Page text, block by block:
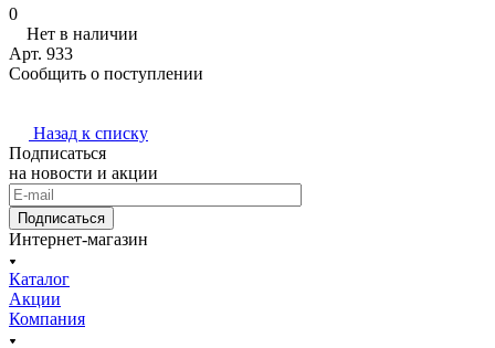
0
Нет в наличии
Арт. 933
Сообщить о поступлении
Назад к списку
Подписаться
на новости и акции
Подписаться
Интернет-магазин
Каталог
Акции
Компания